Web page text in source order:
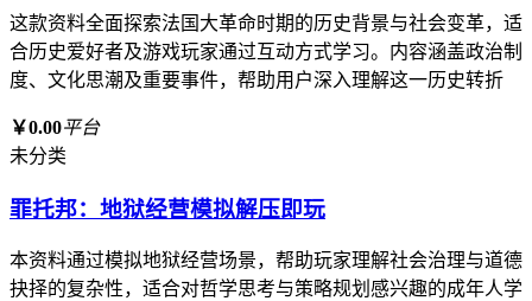
这款资料全面探索法国大革命时期的历史背景与社会变革，适
合历史爱好者及游戏玩家通过互动方式学习。内容涵盖政治制
度、文化思潮及重要事件，帮助用户深入理解这一历史转折
￥0.00平台
未分类
罪托邦：地狱经营模拟解压即玩
本资料通过模拟地狱经营场景，帮助玩家理解社会治理与道德
抉择的复杂性，适合对哲学思考与策略规划感兴趣的成年人学